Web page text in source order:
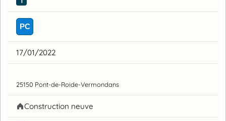
PC
17/01/2022
25150 Pont-de-Roide-Vermondans
Construction neuve